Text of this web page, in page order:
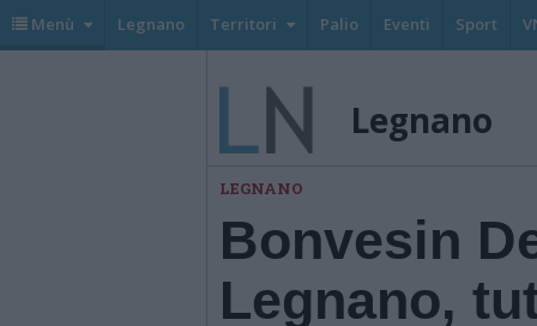
Menù Legnano Territori Palio Eventi Sport
Legnano
LEGNANO
Bonvesin
Legnano,